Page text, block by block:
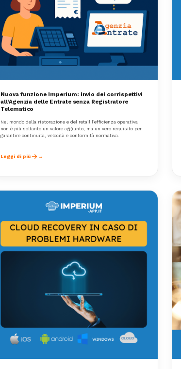
Nuova funzione Imperium: invio dei corrispettivi
all’Agenzia delle Entrate senza Registratore
Telematico
Nel mondo della ristorazione e del retail l’efficienza operativa
non è più soltanto un valore aggiunto, ma un vero requisito per
garantire continuità, velocità e conformità normativa.
Leggi di più